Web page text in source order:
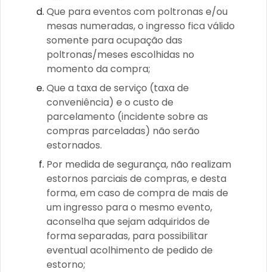
Que para eventos com poltronas e/ou
mesas numeradas, o ingresso fica válido
somente para ocupação das
poltronas/meses escolhidas no
momento da compra;
Que a taxa de serviço (taxa de
conveniência) e o custo de
parcelamento (incidente sobre as
compras parceladas) não serão
estornados.
Por medida de segurança, não realizam
estornos parciais de compras, e desta
forma, em caso de compra de mais de
um ingresso para o mesmo evento,
aconselha que sejam adquiridos de
forma separadas, para possibilitar
eventual acolhimento de pedido de
estorno;